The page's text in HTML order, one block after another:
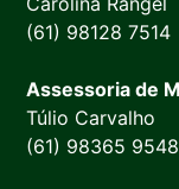
(61) 98128 7514
Assessoria de
Túlio Carvalho
(61) 98365 9548